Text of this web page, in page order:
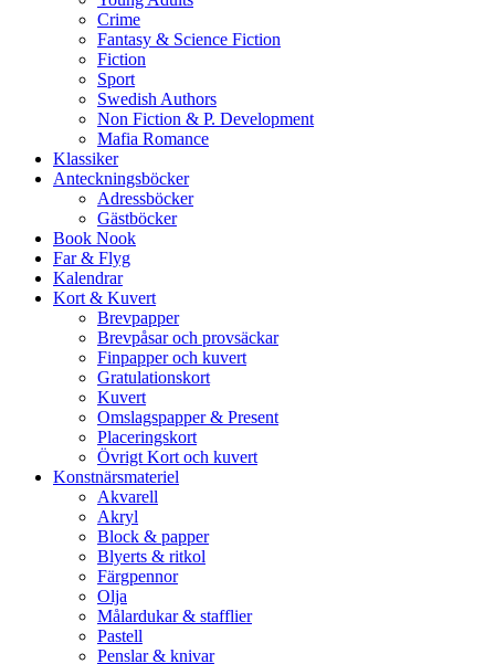
Crime
Fantasy & Science Fiction
Fiction
Sport
Swedish Authors
Non Fiction & P. Development
Mafia Romance
Klassiker
Anteckningsböcker
Adressböcker
Gästböcker
Book Nook
Far & Flyg
Kalendrar
Kort & Kuvert
Brevpapper
Brevpåsar och provsäckar
Finpapper och kuvert
Gratulationskort
Kuvert
Omslagspapper & Present
Placeringskort
Övrigt Kort och kuvert
Konstnärsmateriel
Akvarell
Akryl
Block & papper
Blyerts & ritkol
Färgpennor
Olja
Målardukar & stafflier
Pastell
Penslar & knivar